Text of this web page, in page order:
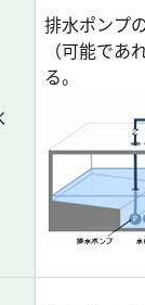
排水ポンプ
（可能で
る。